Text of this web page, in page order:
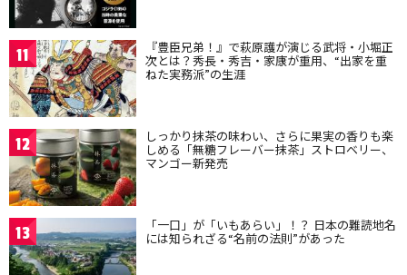
11 『豊臣兄弟！』で萩原護が演じる武将・小堀正
次とは？秀長・秀吉・家康が重用、“出家を重
ねた実務派”の生涯
12 しっかり抹茶の味わい、さらに果実の香りも楽
しめる「無糖フレーバー抹茶」ストロベリー、
マンゴー新発売
13 「一口」が「いもあらい」！？ 日本の難読地名
には知られざる“名前の法則”があった